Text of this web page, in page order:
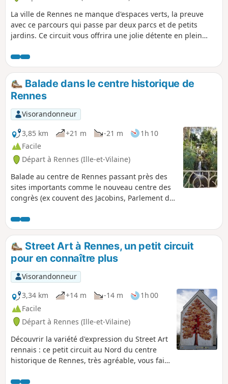
La ville de Rennes ne manque d'espaces verts, la preuve
avec ce parcours qui passe par deux parcs et de petits
jardins. Ce circuit vous offrira une jolie détente en plein
goudronnés.
Balade dans le centre historique de
Rennes
Visorandonneur
3,85 km
+21 m -21 m
1h 10
Facile
Départ à Rennes (Ille-et-Vilaine)
Balade au centre de Rennes passant près des
sites importants comme le nouveau centre des
congrès (ex couvent des Jacobins, Parlement de
aux jardins du Thabor. Le circuit permet aussi
d'apprécier la richesse architecturale du vieux
Rennes ainsi que certaines façades admirables.
Street Art à Rennes, un petit circuit
pour en connaître plus
Visorandonneur
3,34 km
+14 m -14 m
1h 00
Facile
Départ à Rennes (Ille-et-Vilaine)
Découvrir la variété d'expression du Street Art
rennais : ce petit circuit au Nord du centre
historique de Rennes, très agréable, vous fait
d'œuvres.Allant de simples tags et lettrages,